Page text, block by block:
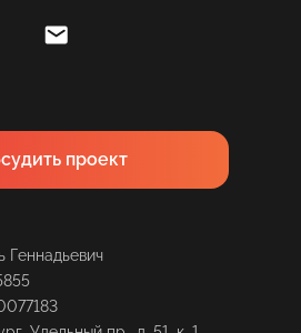
проект
Геннадьевич